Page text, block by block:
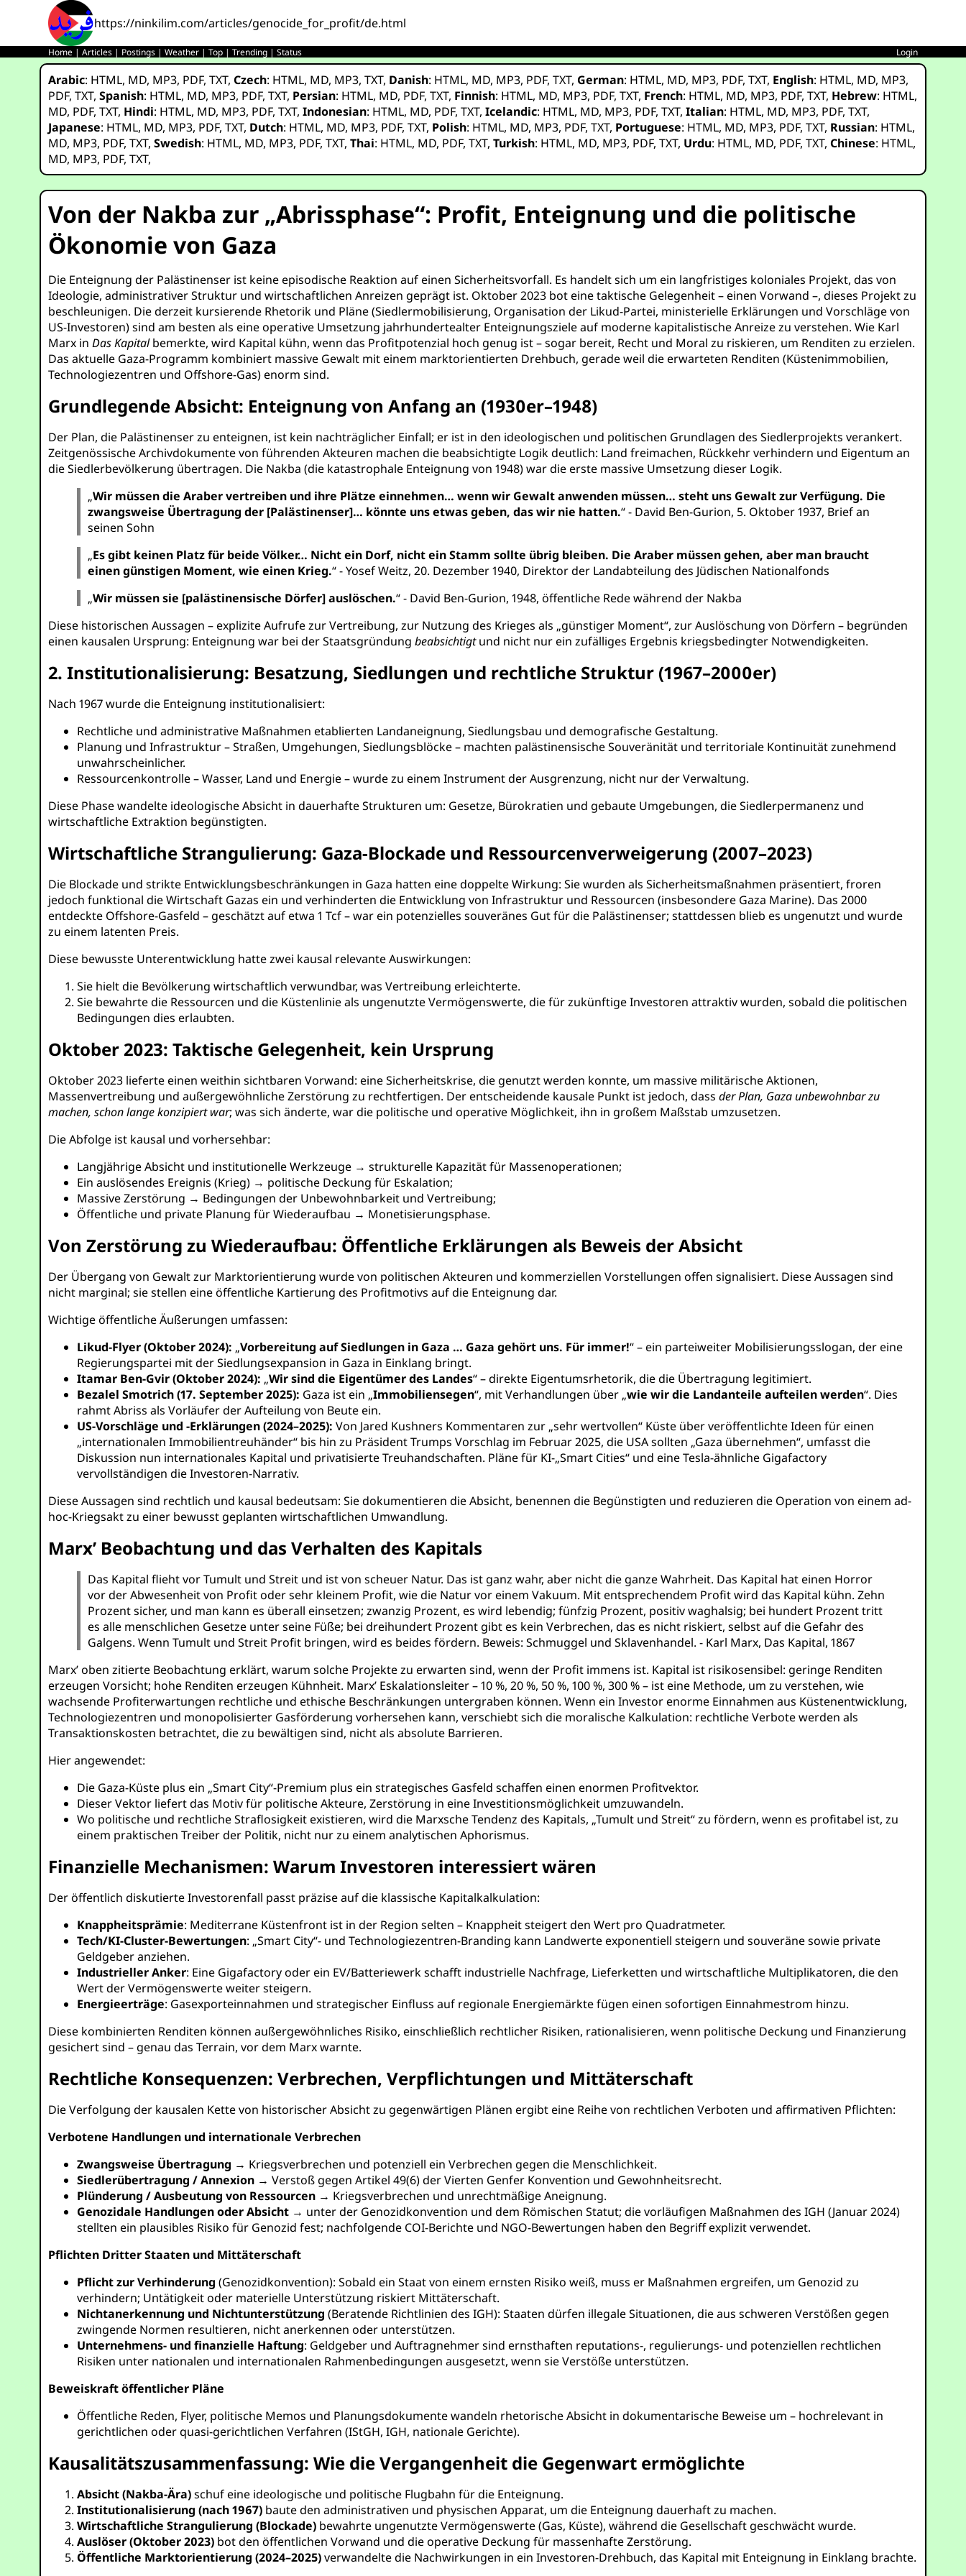
https://ninkilim.com/articles/genocide_for_profit/de.html
Home |Articles | Postings |Weather |Top |Trending |Status Login
Arabic: HTML, MD, MP3, PDF,TXT,Czech: HTML, MD, MP3,TXT, Danish: HTML, MD, MP3, PDF,TXT, German: HTML, MD, MP3, PDF,TXT, English: HTML, MD, MP3,
PDF,TXT,Spanish: HTML, MD, MP3, PDF,TXT, Persian: HTML, MD, PDF,TXT, Finnish: HTML, MD, MP3, PDF,TXT, French: HTML, MD, MP3, PDF,TXT, Hebrew: HTML,
MD, PDF,TXT, Hindi: HTML, MD, MP3, PDF,TXT,Indonesian: HTML, MD, PDF,TXT,Icelandic: HTML, MD, MP3, PDF,TXT,Italian: HTML, MD, MP3, PDF,TXT,
Japanese: HTML, MD, MP3, PDF,TXT, Dutch: HTML, MD, MP3, PDF,TXT, Polish: HTML, MD, MP3, PDF,TXT, Portuguese: HTML, MD, MP3, PDF,TXT, Russian: HTML,
MD, MP3, PDF,TXT,Swedish: HTML, MD, MP3, PDF,TXT,Thai: HTML, MD, PDF,TXT,Turkish: HTML, MD, MP3, PDF,TXT, Urdu: HTML, MD, PDF,TXT,Chinese: HTML,
MD, MP3, PDF,TXT,
Von der Nakba zur „Abrissphase“: Profit, Enteignung und die politische
Ökonomie von Gaza
Die Enteignung der Palästinenser ist keine episodische Reaktion auf einen Sicherheitsvorfall. Es handelt sich um ein langfristiges koloniales Projekt, das von
Ideologie, administrativer Struktur und wirtschaftlichen Anreizen geprägt ist. Oktober 2023 bot eine taktische Gelegenheit – einen Vorwand –, dieses Projekt zu
beschleunigen. Die derzeit kursierende Rhetorik und Pläne (Siedlermobilisierung, Organisation der Likud-Partei, ministerielle Erklärungen und Vorschläge von
US-Investoren) sind am besten als eine operative Umsetzung jahrhundertealter Enteignungsziele auf moderne kapitalistische Anreize zu verstehen. Wie Karl
Marx inDas Kapitalbemerkte, wird Kapital kühn, wenn das Profitpotenzial hoch genug ist – sogar bereit, Recht und Moral zu riskieren, um Renditen zu erzielen.
Das aktuelle Gaza-Programm kombiniert massive Gewalt mit einem marktorientierten Drehbuch, gerade weil die erwarteten Renditen (Küstenimmobilien,
Technologiezentren und Offshore-Gas) enorm sind.
Grundlegende Absicht: Enteignung von Anfang an (1930er–1948)
Der Plan, die Palästinenser zu enteignen, ist kein nachträglicher Einfall; er ist in den ideologischen und politischen Grundlagen des Siedlerprojekts verankert.
Zeitgenössische Archivdokumente von führenden Akteuren machen die beabsichtigte Logik deutlich: Land freimachen, Rückkehr verhindern und Eigentum an
die Siedlerbevölkerung übertragen. Die Nakba (die katastrophale Enteignung von 1948) war die erste massive Umsetzung dieser Logik.
„Wir müssen die Araber vertreiben und ihre Plätze einnehmen… wenn wir Gewalt anwenden müssen… steht uns Gewalt zur Verfügung. Die
zwangsweise Übertragung der [Palästinenser]… könnte uns etwas geben, das wir nie hatten.“ - David Ben-Gurion, 5. Oktober 1937, Brief an
seinen Sohn
„Es gibt keinen Platz für beide Völker… Nicht ein Dorf, nicht ein Stamm sollte übrig bleiben. Die Araber müssen gehen, aber man braucht
einen günstigen Moment, wie einen Krieg.“ - Yosef Weitz, 20. Dezember 1940, Direktor der Landabteilung des Jüdischen Nationalfonds
„Wir müssen sie [palästinensische Dörfer] auslöschen.“ - David Ben-Gurion, 1948, öffentliche Rede während der Nakba
Diese historischen Aussagen – explizite Aufrufe zur Vertreibung, zur Nutzung des Krieges als „günstiger Moment“, zur Auslöschung von Dörfern – begründen
einen kausalen Ursprung: Enteignung war bei der Staatsgründungbeabsichtigtund nicht nur ein zufälliges Ergebnis kriegsbedingter Notwendigkeiten.
2. Institutionalisierung: Besatzung, Siedlungen und rechtliche Struktur (1967–2000er)
Nach 1967 wurde die Enteignung institutionalisiert:
Rechtliche und administrative Maßnahmen etablierten Landaneignung, Siedlungsbau und demografische Gestaltung.
Planung und Infrastruktur – Straßen, Umgehungen, Siedlungsblöcke – machten palästinensische Souveränität und territoriale Kontinuität zunehmend
unwahrscheinlicher.
Ressourcenkontrolle – Wasser, Land und Energie – wurde zu einem Instrument der Ausgrenzung, nicht nur der Verwaltung.
Diese Phase wandelte ideologische Absicht in dauerhafte Strukturen um: Gesetze, Bürokratien und gebaute Umgebungen, die Siedlerpermanenz und
wirtschaftliche Extraktion begünstigten.
Wirtschaftliche Strangulierung: Gaza-Blockade und Ressourcenverweigerung (2007–2023)
Die Blockade und strikte Entwicklungsbeschränkungen in Gaza hatten eine doppelte Wirkung: Sie wurden als Sicherheitsmaßnahmen präsentiert, froren
jedoch funktional die Wirtschaft Gazas ein und verhinderten die Entwicklung von Infrastruktur und Ressourcen (insbesondere Gaza Marine). Das 2000
entdeckte Offshore-Gasfeld – geschätzt auf etwa 1 Tcf – war ein potenzielles souveränes Gut für die Palästinenser; stattdessen blieb es ungenutzt und wurde
zu einem latenten Preis.
Diese bewusste Unterentwicklung hatte zwei kausal relevante Auswirkungen:
Sie hielt die Bevölkerung wirtschaftlich verwundbar, was Vertreibung erleichterte.
Sie bewahrte die Ressourcen und die Küstenlinie als ungenutzte Vermögenswerte, die für zukünftige Investoren attraktiv wurden, sobald die politischen
Bedingungen dies erlaubten.
Oktober 2023: Taktische Gelegenheit, kein Ursprung
Oktober 2023 lieferte einen weithin sichtbaren Vorwand: eine Sicherheitskrise, die genutzt werden konnte, um massive militärische Aktionen,
Massenvertreibung und außergewöhnliche Zerstörung zu rechtfertigen. Der entscheidende kausale Punkt ist jedoch, dassder Plan, Gaza unbewohnbar zu
machen, schon lange konzipiert war; was sich änderte, war die politische und operative Möglichkeit, ihn in großem Maßstab umzusetzen.
Die Abfolge ist kausal und vorhersehbar:
Langjährige Absicht und institutionelle Werkzeuge → strukturelle Kapazität für Massenoperationen;
Ein auslösendes Ereignis (Krieg) → politische Deckung für Eskalation;
Massive Zerstörung → Bedingungen der Unbewohnbarkeit und Vertreibung;
Öffentliche und private Planung für Wiederaufbau → Monetisierungsphase.
Von Zerstörung zu Wiederaufbau: Öffentliche Erklärungen als Beweis der Absicht
Der Übergang von Gewalt zur Marktorientierung wurde von politischen Akteuren und kommerziellen Vorstellungen offen signalisiert. Diese Aussagen sind
nicht marginal; sie stellen eine öffentliche Kartierung des Profitmotivs auf die Enteignung dar.
Wichtige öffentliche Äußerungen umfassen:
Likud-Flyer (Oktober 2024): „Vorbereitung auf Siedlungen in Gaza … Gaza gehört uns. Für immer!“ – ein parteiweiter Mobilisierungsslogan, der eine
Regierungspartei mit der Siedlungsexpansion in Gaza in Einklang bringt.
Itamar Ben-Gvir (Oktober 2024): „Wir sind die Eigentümer des Landes“ – direkte Eigentumsrhetorik, die die Übertragung legitimiert.
Bezalel Smotrich (17. September 2025): Gaza ist ein „Immobiliensegen“, mit Verhandlungen über „wie wir die Landanteile aufteilen werden“. Dies
rahmt Abriss als Vorläufer der Aufteilung von Beute ein.
US-Vorschläge und -Erklärungen (2024–2025): Von Jared Kushners Kommentaren zur „sehr wertvollen“ Küste über veröffentlichte Ideen für einen
„internationalen Immobilientreuhänder“ bis hin zu Präsident Trumps Vorschlag im Februar 2025, die USA sollten „Gaza übernehmen“, umfasst die
Diskussion nun internationales Kapital und privatisierte Treuhandschaften. Pläne für KI-„Smart Cities“ und eine Tesla-ähnliche Gigafactory
vervollständigen die Investoren-Narrativ.
Diese Aussagen sind rechtlich und kausal bedeutsam: Sie dokumentieren die Absicht, benennen die Begünstigten und reduzieren die Operation von einem ad-
hoc-Kriegsakt zu einer bewusst geplanten wirtschaftlichen Umwandlung.
Marx’ Beobachtung und das Verhalten des Kapitals
Das Kapital flieht vor Tumult und Streit und ist von scheuer Natur. Das ist ganz wahr, aber nicht die ganze Wahrheit. Das Kapital hat einen Horror
vor der Abwesenheit von Profit oder sehr kleinem Profit, wie die Natur vor einem Vakuum. Mit entsprechendem Profit wird das Kapital kühn. Zehn
Prozent sicher, und man kann es überall einsetzen; zwanzig Prozent, es wird lebendig; fünfzig Prozent, positiv waghalsig; bei hundert Prozent tritt
es alle menschlichen Gesetze unter seine Füße; bei dreihundert Prozent gibt es kein Verbrechen, das es nicht riskiert, selbst auf die Gefahr des
Galgens. Wenn Tumult und Streit Profit bringen, wird es beides fördern. Beweis: Schmuggel und Sklavenhandel. - Karl Marx, Das Kapital, 1867
Marx’ oben zitierte Beobachtung erklärt, warum solche Projekte zu erwarten sind, wenn der Profit immens ist. Kapital ist risikosensibel: geringe Renditen
erzeugen Vorsicht; hohe Renditen erzeugen Kühnheit. Marx’ Eskalationsleiter – 10 %, 20 %, 50 %, 100 %, 300 % – ist eine Methode, um zu verstehen, wie
wachsende Profiterwartungen rechtliche und ethische Beschränkungen untergraben können. Wenn ein Investor enorme Einnahmen aus Küstenentwicklung,
Technologiezentren und monopolisierter Gasförderung vorhersehen kann, verschiebt sich die moralische Kalkulation: rechtliche Verbote werden als
Transaktionskosten betrachtet, die zu bewältigen sind, nicht als absolute Barrieren.
Hier angewendet:
Die Gaza-Küste plus ein „Smart City“-Premium plus ein strategisches Gasfeld schaffen einen enormen Profitvektor.
Dieser Vektor liefert das Motiv für politische Akteure, Zerstörung in eine Investitionsmöglichkeit umzuwandeln.
Wo politische und rechtliche Straflosigkeit existieren, wird die Marxsche Tendenz des Kapitals, „Tumult und Streit“ zu fördern, wenn es profitabel ist, zu
einem praktischen Treiber der Politik, nicht nur zu einem analytischen Aphorismus.
Finanzielle Mechanismen: Warum Investoren interessiert wären
Der öffentlich diskutierte Investorenfall passt präzise auf die klassische Kapitalkalkulation:
Knappheitsprämie: Mediterrane Küstenfront ist in der Region selten – Knappheit steigert den Wert pro Quadratmeter.
Tech/KI-Cluster-Bewertungen: „Smart City“- und Technologiezentren-Branding kann Landwerte exponentiell steigern und souveräne sowie private
Geldgeber anziehen.
Industrieller Anker: Eine Gigafactory oder ein EV/Batteriewerk schafft industrielle Nachfrage, Lieferketten und wirtschaftliche Multiplikatoren, die den
Wert der Vermögenswerte weiter steigern.
Energieerträge: Gasexporteinnahmen und strategischer Einfluss auf regionale Energiemärkte fügen einen sofortigen Einnahmestrom hinzu.
Diese kombinierten Renditen können außergewöhnliches Risiko, einschließlich rechtlicher Risiken, rationalisieren, wenn politische Deckung und Finanzierung
gesichert sind – genau das Terrain, vor dem Marx warnte.
Rechtliche Konsequenzen: Verbrechen, Verpflichtungen und Mittäterschaft
Die Verfolgung der kausalen Kette von historischer Absicht zu gegenwärtigen Plänen ergibt eine Reihe von rechtlichen Verboten und affirmativen Pflichten:
Verbotene Handlungen und internationale Verbrechen
Zwangsweise Übertragung → Kriegsverbrechen und potenziell ein Verbrechen gegen die Menschlichkeit.
Siedlerübertragung / Annexion → Verstoß gegen Artikel 49(6) der Vierten Genfer Konvention und Gewohnheitsrecht.
Plünderung / Ausbeutung von Ressourcen → Kriegsverbrechen und unrechtmäßige Aneignung.
Genozidale Handlungen oder Absicht → unter der Genozidkonvention und dem Römischen Statut; die vorläufigen Maßnahmen des IGH (Januar 2024)
stellten ein plausibles Risiko für Genozid fest; nachfolgende COI-Berichte und NGO-Bewertungen haben den Begriff explizit verwendet.
Pflichten Dritter Staaten und Mittäterschaft
Pflicht zur Verhinderung (Genozidkonvention): Sobald ein Staat von einem ernsten Risiko weiß, muss er Maßnahmen ergreifen, um Genozid zu
verhindern; Untätigkeit oder materielle Unterstützung riskiert Mittäterschaft.
Nichtanerkennung und Nichtunterstützung (Beratende Richtlinien des IGH): Staaten dürfen illegale Situationen, die aus schweren Verstößen gegen
zwingende Normen resultieren, nicht anerkennen oder unterstützen.
Unternehmens- und finanzielle Haftung: Geldgeber und Auftragnehmer sind ernsthaften reputations-, regulierungs- und potenziellen rechtlichen
Risiken unter nationalen und internationalen Rahmenbedingungen ausgesetzt, wenn sie Verstöße unterstützen.
Beweiskraft öffentlicher Pläne
Öffentliche Reden, Flyer, politische Memos und Planungsdokumente wandeln rhetorische Absicht in dokumentarische Beweise um – hochrelevant in
gerichtlichen oder quasi-gerichtlichen Verfahren (IStGH, IGH, nationale Gerichte).
Kausalitätszusammenfassung: Wie die Vergangenheit die Gegenwart ermöglichte
Absicht (Nakba-Ära)schuf eine ideologische und politische Flugbahn für die Enteignung.
Institutionalisierung (nach 1967) baute den administrativen und physischen Apparat, um die Enteignung dauerhaft zu machen.
Wirtschaftliche Strangulierung (Blockade) bewahrte ungenutzte Vermögenswerte (Gas, Küste), während die Gesellschaft geschwächt wurde.
Auslöser (Oktober 2023) bot den öffentlichen Vorwand und die operative Deckung für massenhafte Zerstörung.
Öffentliche Marktorientierung (2024–2025)verwandelte die Nachwirkungen in ein Investoren-Drehbuch, das Kapital mit Enteignung in Einklang brachte.